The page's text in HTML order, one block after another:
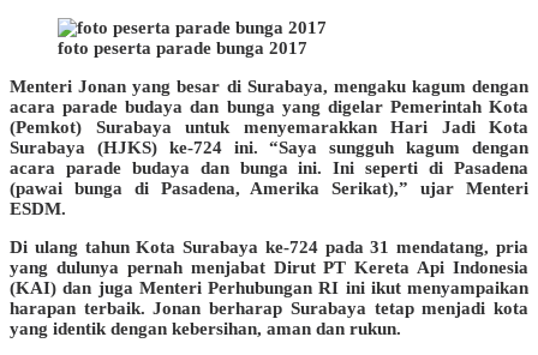
foto peserta parade bunga 2017
Menteri Jonan yang besar di Surabaya, mengaku kagum dengan
acara parade budaya dan bunga yang digelar Pemerintah Kota
(Pemkot) Surabaya untuk menyemarakkan Hari Jadi Kota
Surabaya (HJKS) ke-724 ini. “Saya sungguh kagum dengan
acara parade budaya dan bunga ini. Ini seperti di Pasadena
(pawai bunga di Pasadena, Amerika Serikat),” ujar Menteri
ESDM.
Di ulang tahun Kota Surabaya ke-724 pada 31 mendatang, pria
yang dulunya pernah menjabat Dirut PT Kereta Api Indonesia
(KAI) dan juga Menteri Perhubungan RI ini ikut menyampaikan
harapan terbaik. Jonan berharap Surabaya tetap menjadi kota
yang identik dengan kebersihan, aman dan rukun.